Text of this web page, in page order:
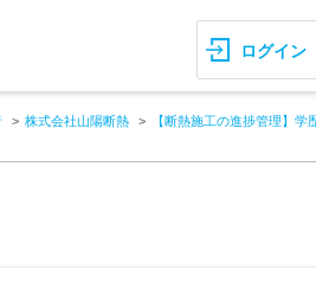
ログイン
株式会社山陽断熱
【断熱施工の進捗管理】学